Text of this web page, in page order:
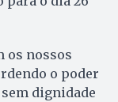
os nossos
o poder
dignidade